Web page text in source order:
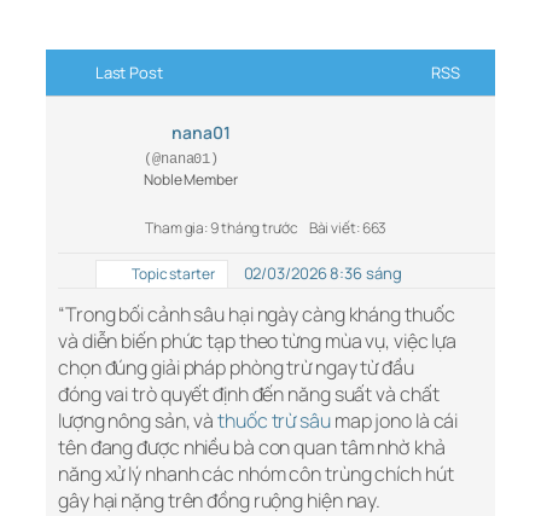
Last Post RSS
nana01
(@nana01)
Noble Member
Tham gia: 9 tháng trước Bài viết: 663
Topic starter 02/03/2026 8:36 sáng
“Trong bối cảnh sâu hại ngày càng kháng thuốc
và diễn biến phức tạp theo từng mùa vụ, việc lựa
chọn đúng giải pháp phòng trừ ngay từ đầu
đóng vai trò quyết định đến năng suất và chất
lượng nông sản, vàthuốc trừ sâumap jono là cái
tên đang được nhiều bà con quan tâm nhờ khả
năng xử lý nhanh các nhóm côn trùng chích hút
gây hại nặng trên đồng ruộng hiện nay.